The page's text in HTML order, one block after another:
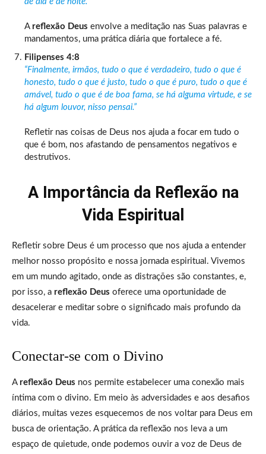
A reflexão Deus envolve a meditação nas Suas palavras e
mandamentos, uma prática diária que fortalece a fé.
Filipenses 4:8
“Finalmente, irmãos, tudo o que é verdadeiro, tudo o que é
honesto, tudo o que é justo, tudo o que é puro, tudo o que é
amável, tudo o que é de boa fama, se há alguma virtude, e se
há algum louvor, nisso pensai.”
Refletir nas coisas de Deus nos ajuda a focar em tudo o
que é bom, nos afastando de pensamentos negativos e
destrutivos.
A Importância da Reflexão na
Vida Espiritual
Refletir sobre Deus é um processo que nos ajuda a entender
melhor nosso propósito e nossa jornada espiritual. Vivemos
em um mundo agitado, onde as distrações são constantes, e,
por isso, a reflexão Deus oferece uma oportunidade de
desacelerar e meditar sobre o significado mais profundo da
vida.
Conectar-se com o Divino
A reflexão Deus nos permite estabelecer uma conexão mais
íntima com o divino. Em meio às adversidades e aos desafios
diários, muitas vezes esquecemos de nos voltar para Deus em
busca de orientação. A prática da reflexão nos leva a um
espaço de quietude, onde podemos ouvir a voz de Deus de